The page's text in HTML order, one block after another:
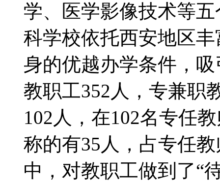
学、医学影像技术等
科学校依托西安地区
身的优越办学条件，
教职工352人，专兼职
102人，在102名专任
称的有35人，占专任
中，对教职工做到了